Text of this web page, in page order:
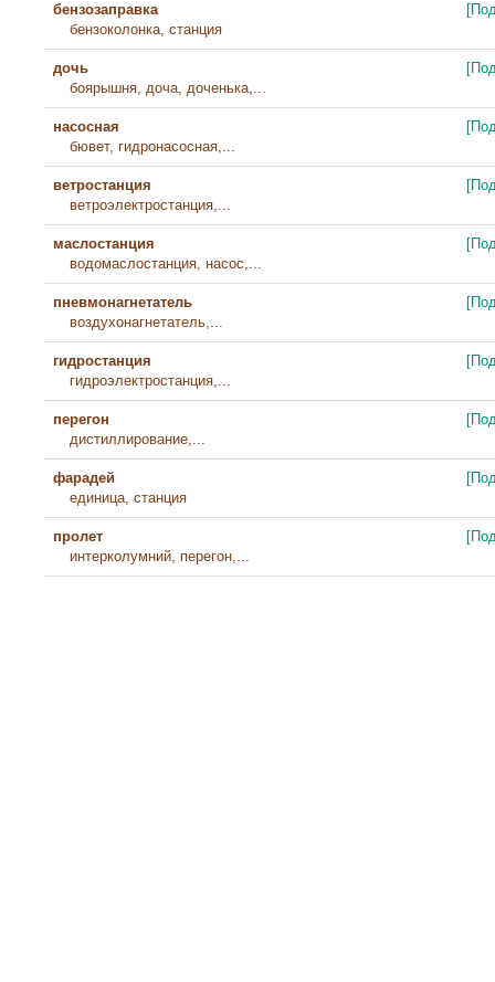
бензозаправка
бензоколонка, станция
дочь
боярышня, доча, доченька,...
насосная
бювет, гидронасосная,...
ветростанция
ветроэлектростанция,...
маслостанция
водомаслостанция, насос,...
пневмонагнетатель
воздухонагнетатель,...
гидростанция
гидроэлектростанция,...
перегон
дистиллирование,...
фарадей
единица, станция
пролет
интерколумний, перегон,...